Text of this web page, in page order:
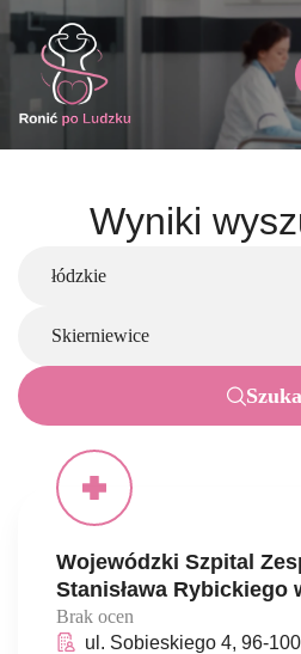
Wyniki
Wojewódzki Szpital
Stanisława Rybickiego
Brak ocen
ul. Sobieskiego 4, 96-